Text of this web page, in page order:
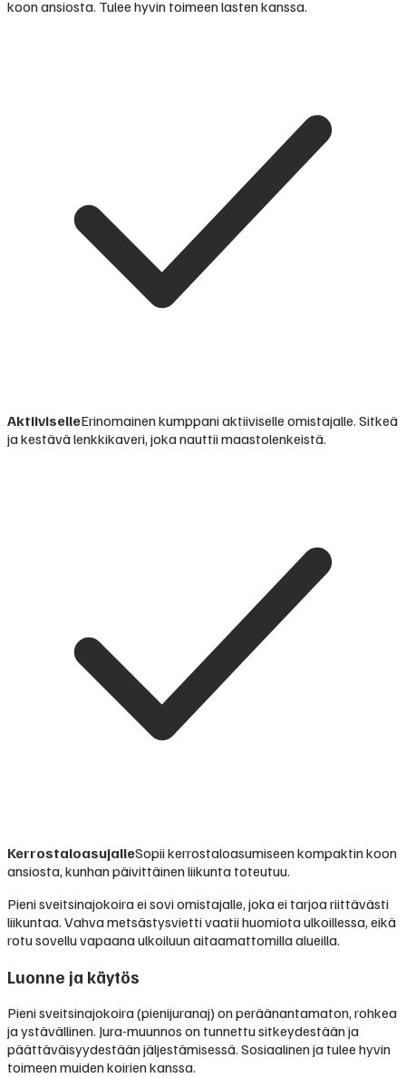
koon ansiosta. Tulee hyvin toimeen lasten kanssa.
AktiiviselleErinomainen kumppani aktiiviselle omistajalle. Sitkeä
ja kestävä lenkkikaveri, joka nauttii maastolenkeistä.
KerrostaloasujalleSopii kerrostaloasumiseen kompaktin koon
ansiosta, kunhan päivittäinen liikunta toteutuu.
Pieni sveitsinajokoira ei sovi omistajalle, joka ei tarjoa riittävästi
liikuntaa. Vahva metsästysvietti vaatii huomiota ulkoillessa, eikä
rotu sovellu vapaana ulkoiluun aitaamattomilla alueilla.
Luonne ja käytös
Pieni sveitsinajokoira (pienijuranaj) on peräänantamaton, rohkea
ja ystävällinen. Jura-muunnos on tunnettu sitkeydestään ja
päättäväisyydestään jäljestämisessä. Sosiaalinen ja tulee hyvin
toimeen muiden koirien kanssa.